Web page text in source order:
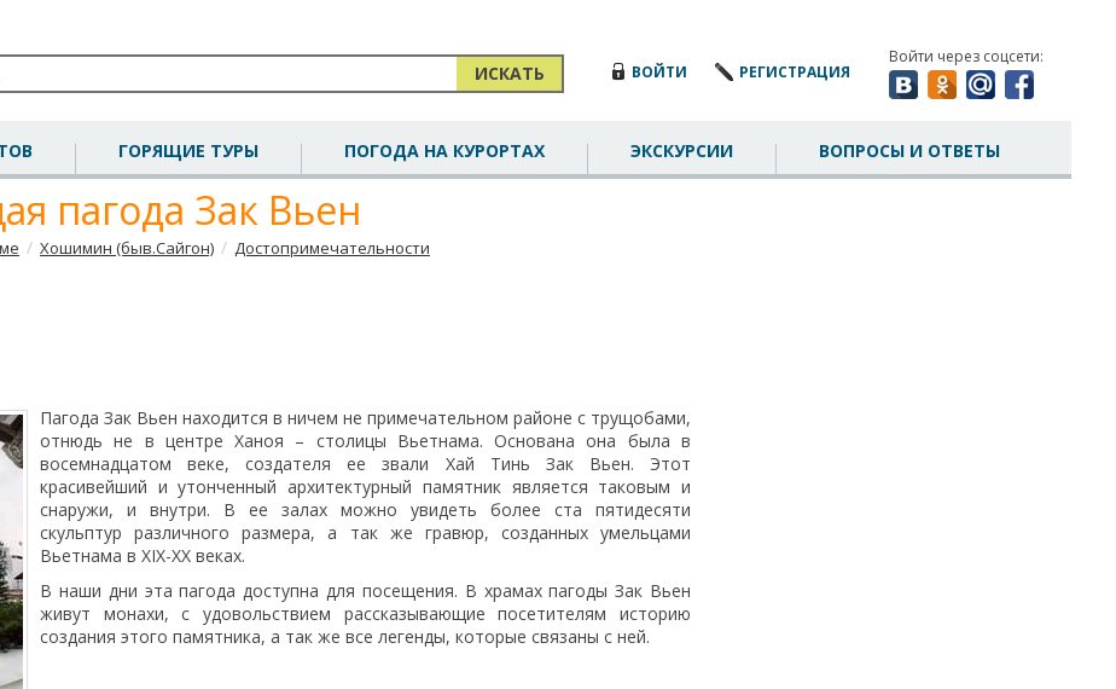
ИСКАТЬ ВОЙТИ РЕГИСТРАЦИЯ
Войти через соцсети:
ГОРЯЩИЕ ТУРЫ ПОГОДА НА КУРОРТАХ ЭКСКУРСИИ ВОПРОСЫ И ОТВЕТЫ
пагода Зак Вьен
/ Хошимин (быв.Сайгон) / Достопримечательности
Пагода Зак Вьен находится в ничем не примечательном районе с трущобами,
отнюдь не в центре Ханоя – столицы Вьетнама. Основана она была в
восемнадцатом веке, создателя ее звали Хай Тинь Зак Вьен. Этот
красивейший и утонченный архитектурный памятник является таковым и
снаружи, и внутри. В ее залах можно увидеть более ста пятидесяти
скульптур различного размера, а так же гравюр, созданных умельцами
Вьетнама в XIX-XX веках.
В наши дни эта пагода доступна для посещения. В храмах пагоды Зак Вьен
живут монахи, с удовольствием рассказывающие посетителям историю
создания этого памятника, а так же все легенды, которые связаны с ней.